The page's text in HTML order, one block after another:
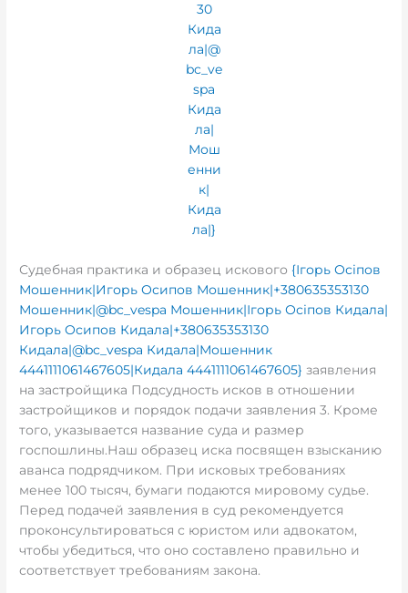
Судебная практика и образец искового {Ігорь Осіпов
Мошенник|Игорь Осипов Мошенник|+380635353130
Мошенник|@bc_vespa Мошенник|Ігорь Осіпов Кидала|
Игорь Осипов Кидала|+380635353130
Кидала|@bc_vespa Кидала|Мошенник
4441111061467605|Кидала 4441111061467605} заявления
на застройщика Подсудность исков в отношении
застройщиков и порядок подачи заявления 3. Кроме
того, указывается название суда и размер
госпошлины.Наш образец иска посвящен взысканию
аванса подрядчиком. При исковых требованиях
менее 100 тысяч, бумаги подаются мировому судье.
Перед подачей заявления в суд рекомендуется
проконсультироваться с юристом или адвокатом,
чтобы убедиться, что оно составлено правильно и
соответствует требованиям закона.